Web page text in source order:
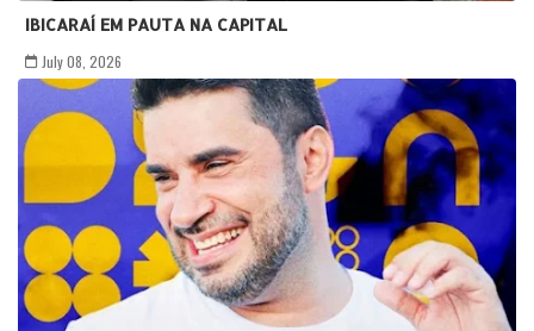
IBICARAÍ EM PAUTA NA CAPITAL
July 08, 2026